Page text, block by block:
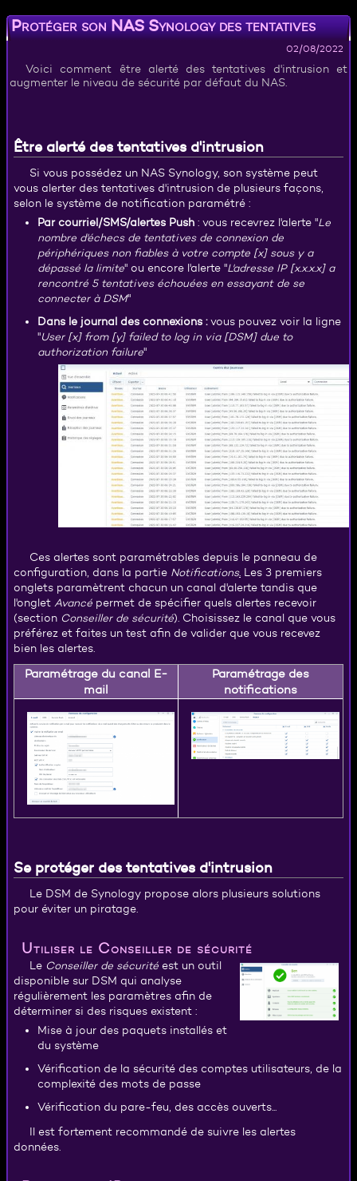
Protéger son NAS Synology des tentatives
02/08/2022
Voici comment être alerté des tentatives d'intrusion et
augmenter le niveau de sécurité par défaut du NAS.
Être alerté des tentatives d'intrusion
Si vous possédez un NAS Synology, son système peut
vous alerter des tentatives d'intrusion de plusieurs façons,
selon le système de notification paramétré :
Par courriel/SMS/alertes Push : vous recevrez l'alerte "Le
nombre d'échecs de tentatives de connexion de
périphériques non fiables à votre compte [x] sous y a
dépassé la limite" ou encore l'alerte "L'adresse IP [x.x.x.x] a
rencontré 5 tentatives échouées en essayant de se
connecter à DSM"
Dans le journal des connexions :vous pouvez voir la ligne
"User [x] from [y] failed to log in via [DSM] due to
authorization failure"
Ces alertes sont paramétrables depuis le panneau de
configuration, dans la partie Notifications. Les 3 premiers
onglets paramètrent chacun un canal d'alerte tandis que
l'onglet Avancé permet de spécifier quels alertes recevoir
(section Conseiller de sécurité). Choisissez le canal que vous
préférez et faites un test afin de valider que vous recevez
bien les alertes.
Paramétrage du canal E-
mail
Paramétrage des
notifications
Se protéger des tentatives d'intrusion
Le DSM de Synology propose alors plusieurs solutions
pour éviter un piratage.
Utiliser le Conseiller de sécurité
Le Conseiller de sécurité est un outil
disponible sur DSM qui analyse
régulièrement les paramètres afin de
déterminer si des risques existent :
Mise à jour des paquets installés et
du système
Vérification de la sécurité des comptes utilisateurs, de la
complexité des mots de passe
Vérification du pare-feu, des accès ouverts...
Il est fortement recommandé de suivre les alertes
données.